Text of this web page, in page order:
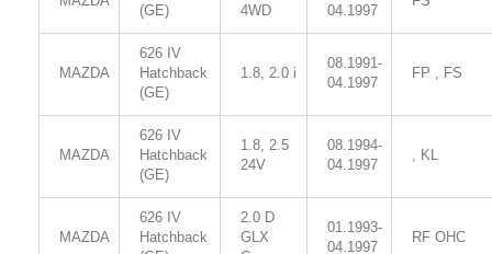
(GE) 4WD 04.1997
MAZDA
626 IV
Hatchback
(GE)
1.8, 2.0 i
08.1991-
04.1997
FP , FS
MAZDA
626 IV
Hatchback
(GE)
1.8, 2.5
24V
08.1994-
04.1997
, KL
MAZDA
626 IV
Hatchback
2.0 D
GLX
01.1993-
04.1997
RF OHC